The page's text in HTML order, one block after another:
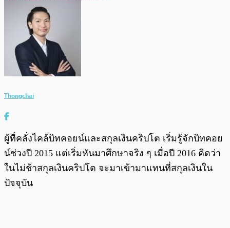
Thongchai
ผู้ที่คลั่งไคล้บิทคอยน์และสกุลเงินคริปโต เริ่มรู้จักบิทคอย
น์ช่วงปี 2015 แต่เริ่มหันมาศึกษาจริง ๆ เมื่อปี 2016 คิดว่า
ในไม่ช้าสกุลเงินคริปโต จะมาเข้ามาแทนที่สกุลเงินใน
ปัจจุบัน